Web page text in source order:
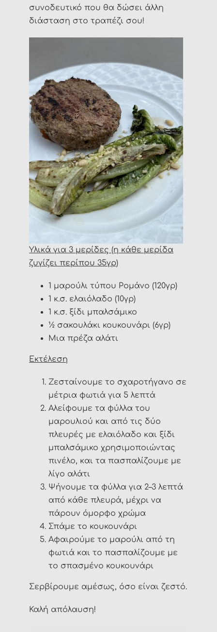
συνοδευτικό που θα δώσει άλλη
διάσταση στο τραπέζι σου!
Υλικά για 3 μερίδες (η κάθε μερίδα
ζυγίζει περίπου 35γρ)
1 μαρούλι τύπου Ρομάνο (120γρ)
1 κ.σ. ελαιόλαδο (10γρ)
1 κ.σ. ξίδι μπαλσάμικο
½ σακουλάκι κουκουνάρι (6γρ)
Μια πρέζα αλάτι
Εκτέλεση
Ζεσταίνουμε το σχαροτήγανο σε
μέτρια φωτιά για 5 λεπτά
Αλείφουμε τα φύλλα του
μαρουλιού και από τις δύο
πλευρές με ελαιόλαδο και ξίδι
μπαλσάμικο χρησιμοποιώντας
πινέλο, και τα πασπαλίζουμε με
λίγο αλάτι
Ψήνουμε τα φύλλα για 2–3 λεπτά
από κάθε πλευρά, μέχρι να
πάρουν όμορφο χρώμα
Σπάμε το κουκουνάρι
Αφαιρούμε το μαρούλι από τη
φωτιά και το πασπαλίζουμε με
το σπασμένο κουκουνάρι
Σερβίρουμε αμέσως, όσο είναι ζεστό.
Καλή απόλαυση!